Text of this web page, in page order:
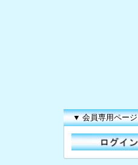
▼ 会員専用ページ